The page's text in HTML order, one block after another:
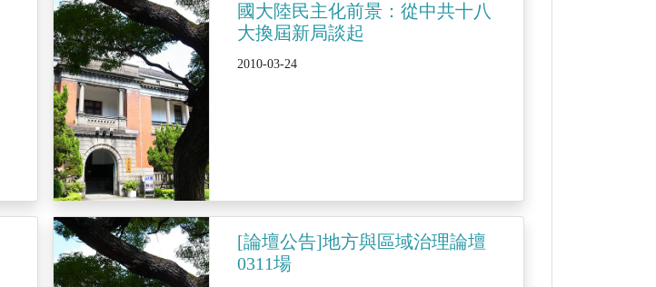
國大陸民主化前景：從中共十八
大換屆新局談起
2010-03-24
[論壇公告]地方與區域治理論壇
0311場